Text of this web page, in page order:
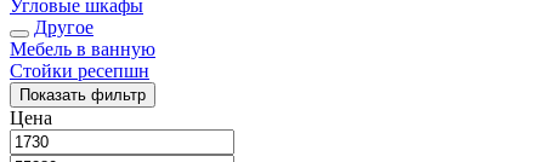
Угловые шкафы
Другое
Мебель в ванную
Стойки ресепшн
Показать фильтр
Цена